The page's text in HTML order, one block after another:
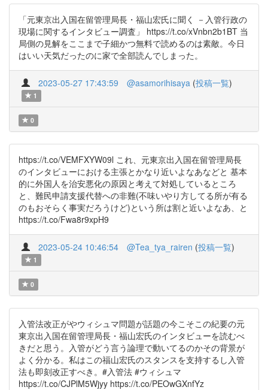
「元東京出入国在留管理局長・福山宏氏に聞く －入管行政の
現場に関するインタビュー調査」 https://t.co/xVnbn2b1BT 当
局側の見解をここまで子細かつ無料で読めるのは素敵。今日
はいい天気だったのに家で全部読んでしまった。
2023-05-27 17:43:59 @asamorihisaya (投稿一覧)
1
0
https://t.co/VEMFXYW09l これ、元東京出入国在留管理局長
のインタビューにおける主張とかなり近いよなあなどと 基本
的に外国人を治安悪化の原因と考えて対処しているところ
と、難民申請支援代替への非難(不味いやり方してる所が有る
のもおそらく事実だろうけど)という所は割と近いよなあ、と
https://t.co/Fwa8r9xpH9
2023-05-24 10:46:54 @Tea_tya_rairen (投稿一覧)
1
0
入管法改正がやウィシュマ問題が話題の今こそこの紀要の元
東京出入国在留管理局長・福山宏氏のインタビューを読むべ
きだと思う。入管がどう言う論理で動いてるのかその背景が
よく分かる。私はこの福山宏氏のスタンスを支持するし入管
法も即刻改正すべき。#入管法 #ウィシュマ
https://t.co/CJPlM5Wjyy https://t.co/PEOwGXnfYz